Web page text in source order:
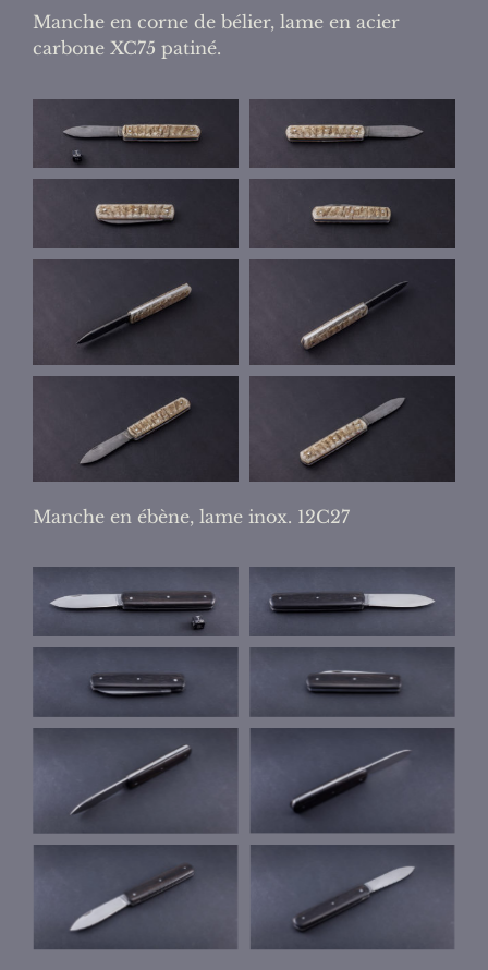
Manche en corne de bélier, lame en acier
carbone XC75 patiné.
Manche en ébène, lame inox. 12C27